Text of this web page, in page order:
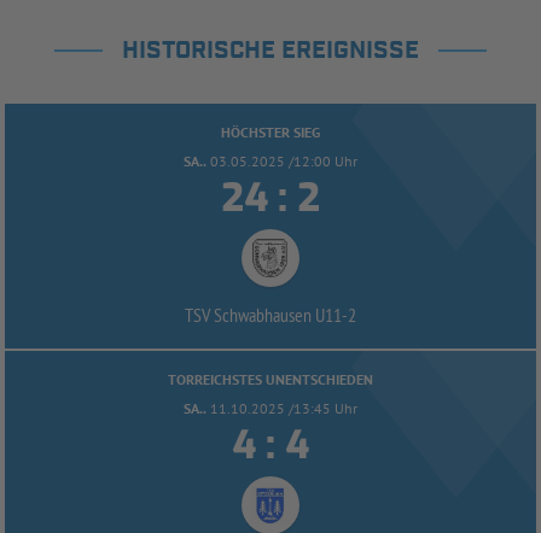
HISTORISCHE EREIGNISSE
HÖCHSTER SIEG
SA.. 03.05.2025 /12:00 Uhr
 : 
TSV Schwabhausen U11-2
TORREICHSTES UNENTSCHIEDEN
SA.. 11.10.2025 /13:45 Uhr
 : 